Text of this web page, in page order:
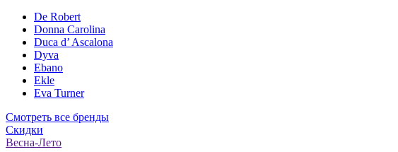
De Robert
Donna Carolina
Duca d’ Ascalona
Dyva
Ebano
Ekle
Eva Turner
Смотреть все бренды
Скидки
Весна-Лето